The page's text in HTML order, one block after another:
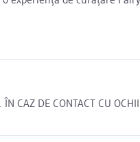
DE CONTACT CU